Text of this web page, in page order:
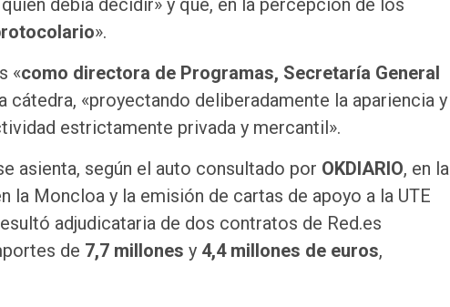
debía decidir» y que, en la percepción de los
».
«como directora de Programas, Secretaría General
cátedra, «proyectando deliberadamente la apariencia y
estrictamente privada y mercantil».
asienta, según el auto consultado por OKDIARIO, en la
Moncloa y la emisión de cartas de apoyo a la UTE
adjudicataria de dos contratos de Red.es
de 7,7 millones y 4,4 millones de euros,